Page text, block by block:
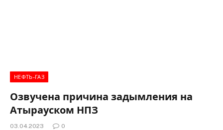
НЕФТЬ-ГАЗ
Озвучена причина задымления на
Атырауском НПЗ
03.04.2023 0